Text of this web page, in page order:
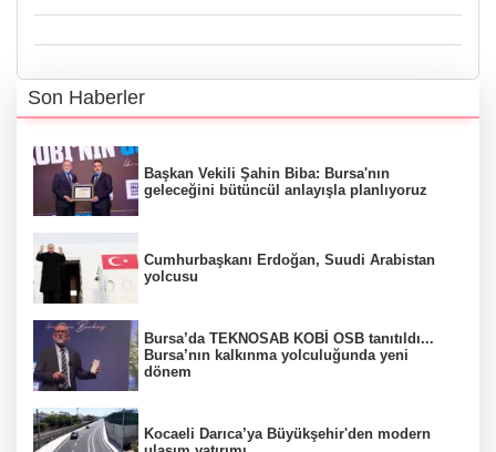
Son Haberler
Başkan Vekili Şahin Biba: Bursa'nın
geleceğini bütüncül anlayışla planlıyoruz
Cumhurbaşkanı Erdoğan, Suudi Arabistan
yolcusu
Bursa’da TEKNOSAB KOBİ OSB tanıtıldı...
Bursa’nın kalkınma yolculuğunda yeni
dönem
Kocaeli Darıca’ya Büyükşehir'den modern